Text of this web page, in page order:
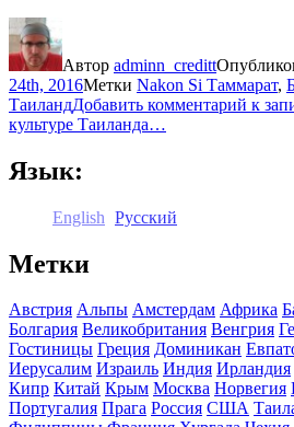
Автор adminn_creditt
24th, 2016Метки Nakon Si Таммарат,
ТаиландДобавить комментарий к
культуре Таиланда…
Язык:
English Русский
Метки
Австрия Альпы Амстердам Африка
Болгария Великобритания Венгрия
Гостиницы Греция Доминикан
Иерусалим Израиль Индия Ирландия
Кипр Китай Крым Москва Норвегия
Португалия Прага Россия США